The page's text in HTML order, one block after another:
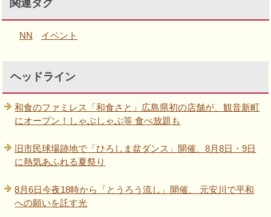
関連タグ
NN イベント
ヘッドライン
和食のファミレス「和食さと」広島県初の店舗が、観音新町
にオープン！しゃぶしゃぶ等 食べ放題も
旧市民球場跡地で「ひろしま盆ダンス」開催、8月8日・9日
に熱気あふれる夏祭り
8月6日今夜18時から「とうろう流し」開催、 元安川で平和
への願いを託す光